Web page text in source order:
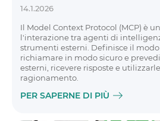
14.1.2026
Il Model Context Protocol (MCP) è
l'interazione tra agenti di
strumenti esterni. Definisce il
richiamare in modo sicuro e
esterni, ricevere risposte e
ragionamento.
PER SAPERNE DI PIÙ